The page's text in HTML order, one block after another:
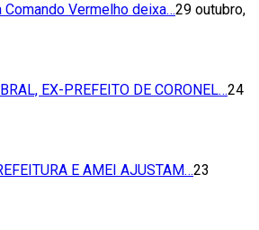
Comando Vermelho deixa…29 outubro,
EX-PREFEITO DE CORONEL…24
E AMEI AJUSTAM…23